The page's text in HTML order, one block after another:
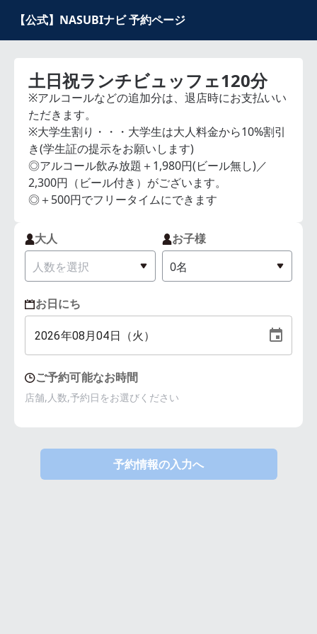
【公式】NASUBIナビ 予約ページ
土日祝ランチビュッフェ120分
※アルコールなどの追加分は、退店時にお支払いい
ただきます。
※大学生割り・・・大学生は大人料金から10%割引
き(学生証の提示をお願いします)
◎アルコール飲み放題＋1,980円(ビール無し)／
2,300円（ビール付き）がございます。
◎＋500円でフリータイムにできます
大人 お子様
お日にち
2026年08 月04日（火 ）
ご予約可能なお時間
店舗,人数,予約日をお選びください
予約情報の入力へ